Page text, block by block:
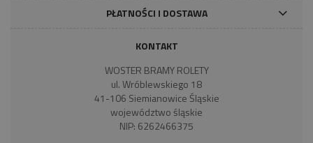
PŁATNOŚCI I DOSTAWA
KONTAKT
WOSTER BRAMY ROLETY
ul. Wróblewskiego 18
41-106 Siemianowice Śląskie
województwo śląskie
NIP: 6262466375